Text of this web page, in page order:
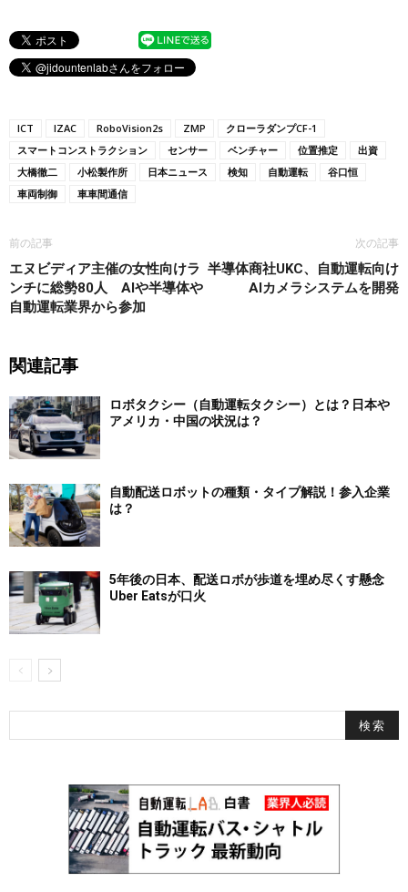
ICT IZAC RoboVision2s ZMP
クローラダンプCF-1
スマートコンストラクション
センサー ベンチャー 位置推定
出資
大橋徹二
小松製作所 日本ニュース 検知 自動運転
谷口恒
車両制御
車車間通信
前の記事
エヌビディア主催の女性向けラ
ンチに総勢80人 AIや半導体や
自動運転業界から参加
次の記事
半導体商社UKC、自動運転向け
AIカメラシステムを開発
関連記事
ロボタクシー（自動運転タクシー）とは？日本や
アメリカ・中国の状況は？
自動配送ロボットの種類・タイプ解説！参入企業
は？
5年後の日本、配送ロボが歩道を埋め尽くす懸念
Uber Eatsが口火